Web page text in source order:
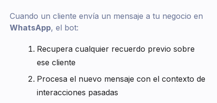
Cuando un cliente envía un mensaje a tu negocio en
WhatsApp, el bot:
Recupera cualquier recuerdo previo sobre
ese cliente
Procesa el nuevo mensaje con el contexto de
interacciones pasadas